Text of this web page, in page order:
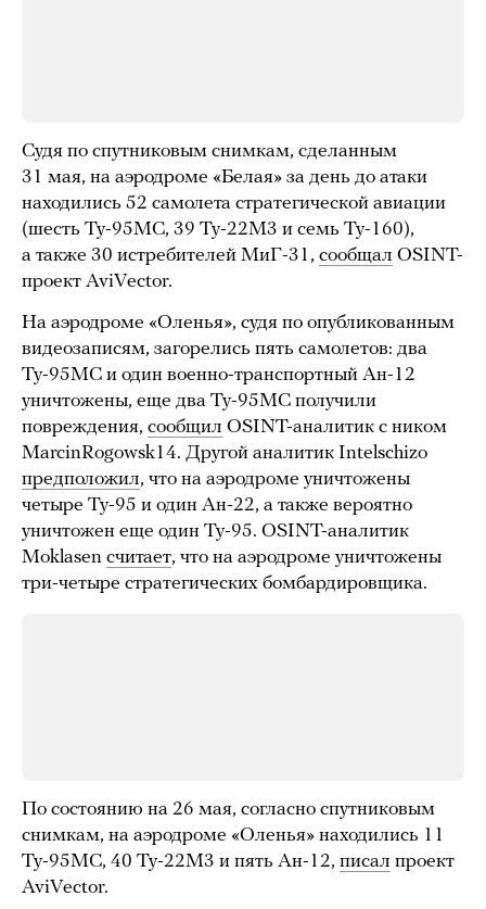
Судя по спутниковым снимкам, сделанным
31 мая, на аэродроме «Белая» за день до атаки
находились 52 самолета стратегической авиации
(шесть Ту-95МС, 39 Ту-22М3 и семь Ту-160),
а также 30 истребителей МиГ-31, сообщал OSINT-
проект AviVector.
На аэродроме «Оленья», судя по опубликованным
видеозаписям, загорелись пять самолетов: два
Ту-95МС и один военно-транспортный Ан-12
уничтожены, еще два Ту-95МС получили
повреждения, сообщил OSINT-аналитик с ником
MarcinRogowsk14. Другой аналитик Intelschizo
предположил, что на аэродроме уничтожены
четыре Ту-95 и один Ан-22, а также вероятно
уничтожен еще один Ту-95. OSINT-аналитик
Moklasen считает, что на аэродроме уничтожены
три-четыре стратегических бомбардировщика.
По состоянию на 26 мая, согласно спутниковым
снимкам, на аэродроме «Оленья» находились 11
Ту-95МС, 40 Ту-22М3 и пять Ан-12, писал проект
AviVector.